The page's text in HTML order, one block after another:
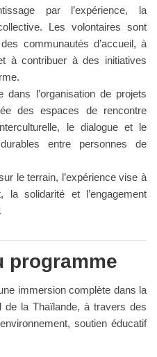
par l’expérience, la
Les volontaires sont
communautés d’accueil, à
à contribuer à des initiatives
l’organisation de projets
des espaces de rencontre
le dialogue et le
entre personnes de
le terrain, l’expérience vise à
la solidarité et l’engagement
programme
immersion complète dans la
de la Thaïlande, à travers des
soutien éducatif